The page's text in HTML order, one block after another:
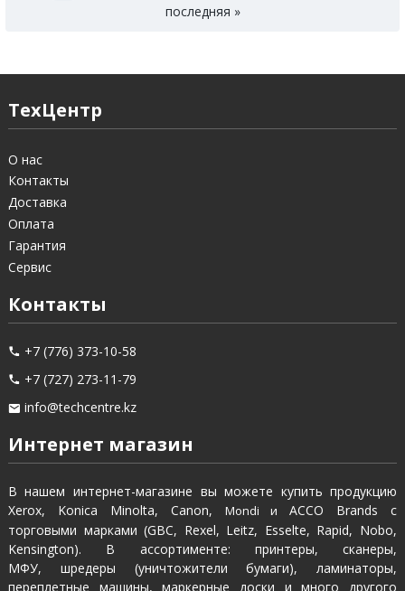
последняя »
ТехЦентр
О нас
Контакты
Доставка
Оплата
Гарантия
Сервис
Контакты
+7 (776) 373-10-58
+7 (727) 273-11-79
info@techcentre.kz
Интернет магазин
В нашем интернет-магазине вы можете купить продукцию
Xerox, Konica Minolta, Canon, Mondi иACCO Brands с
торговыми марками (GBC, Rexel, Leitz, Esselte, Rapid, Nobo,
Kensington). В ассортименте: принтеры, сканеры,
МФУ, шредеры (уничтожители бумаги), ламинаторы,
переплетные машины, маркерные доски и много другого